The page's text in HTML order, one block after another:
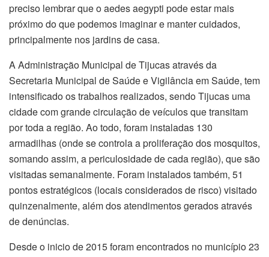
preciso lembrar que o aedes aegypti pode estar mais
próximo do que podemos imaginar e manter cuidados,
principalmente nos jardins de casa.
A Administração Municipal de Tijucas através da
Secretaria Municipal de Saúde e Vigilância em Saúde, tem
intensificado os trabalhos realizados, sendo Tijucas uma
cidade com grande circulação de veículos que transitam
por toda a região. Ao todo, foram instaladas 130
armadilhas (onde se controla a proliferação dos mosquitos,
somando assim, a periculosidade de cada região), que são
visitadas semanalmente. Foram instalados também, 51
pontos estratégicos (locais considerados de risco) visitado
quinzenalmente, além dos atendimentos gerados através
de denúncias.
Desde o inicio de 2015 foram encontrados no município 23